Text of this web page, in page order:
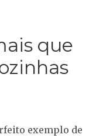
que
exemplo de